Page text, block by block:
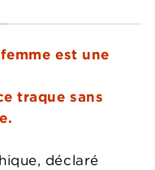
est une
traque sans
déclaré